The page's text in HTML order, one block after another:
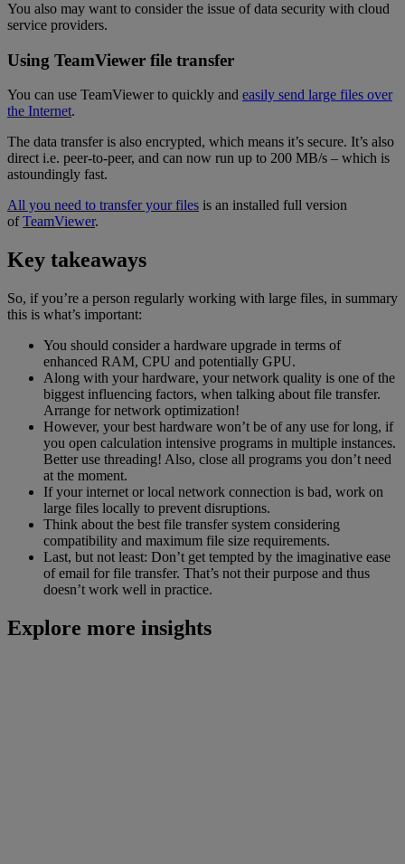
You also may want to consider the issue of data security with cloud
service providers.
Using TeamViewer file transfer
You can use TeamViewer to quickly and easily send large files over
the Internet.
The data transfer is also encrypted, which means it’s secure. It’s also
direct i.e. peer-to-peer, and can now run up to 200 MB/s – which is
astoundingly fast.
All you need to transfer your files is an installed full version
ofTeamViewer.
Key takeaways
So, if you’re a person regularly working with large files, in summary
this is what’s important:
You should consider a hardware upgrade in terms of
enhanced RAM, CPU and potentially GPU.
Along with your hardware, your network quality is one of the
biggest influencing factors, when talking about file transfer.
Arrange for network optimization!
However, your best hardware won’t be of any use for long, if
you open calculation intensive programs in multiple instances.
Better use threading! Also, close all programs you don’t need
at the moment.
If your internet or local network connection is bad, work on
large files locally to prevent disruptions.
Think about the best file transfer system considering
compatibility and maximum file size requirements.
Last, but not least: Don’t get tempted by the imaginative ease
of email for file transfer. That’s not their purpose and thus
doesn’t work well in practice.
Explore more insights